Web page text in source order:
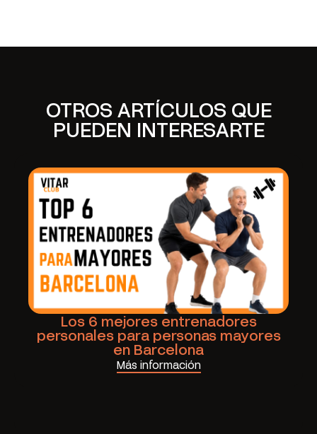
OTROS ARTÍCULOS QUE
PUEDEN INTERESARTE
Los 6 mejores entrenadores
personales para personas mayores
en Barcelona
Más información